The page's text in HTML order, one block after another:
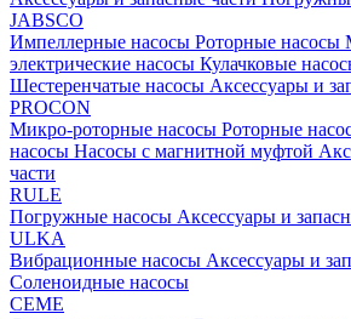
JABSCO
Импеллерные насосы Роторные насосы
электрические насосы Кулачковые
Шестеренчатые насосы Аксессуары и
PROCON
Микро-роторные насосы Роторные
насосы Насосы с магнитной муфтой
части
RULE
Погружные насосы Аксессуары и
ULKA
Вибрационные насосы Аксессуары и
Соленоидные насосы
CEME